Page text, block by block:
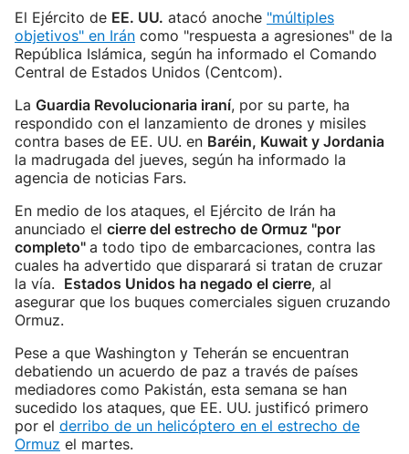
El Ejército de EE. UU. atacó anoche "múltiples
objetivos" en Irán como "respuesta a agresiones" de la
República Islámica, según ha informado el Comando
Central de Estados Unidos (Centcom).
La Guardia Revolucionaria iraní, por su parte, ha
respondido con el lanzamiento de drones y misiles
contra bases de EE. UU. en Baréin, Kuwait y Jordania
la madrugada del jueves, según ha informado la
agencia de noticias Fars.
En medio de los ataques, el Ejército de Irán ha
anunciado el cierre del estrecho de Ormuz "por
completo" a todo tipo de embarcaciones, contra las
cuales ha advertido que disparará si tratan de cruzar
la vía. Estados Unidos ha negado el cierre, al
asegurar que los buques comerciales siguen cruzando
Ormuz.
Pese a que Washington y Teherán se encuentran
debatiendo un acuerdo de paz a través de países
mediadores como Pakistán, esta semana se han
sucedido los ataques, que EE. UU. justificó primero
por el derribo de un helicóptero en el estrecho de
Ormuz el martes.